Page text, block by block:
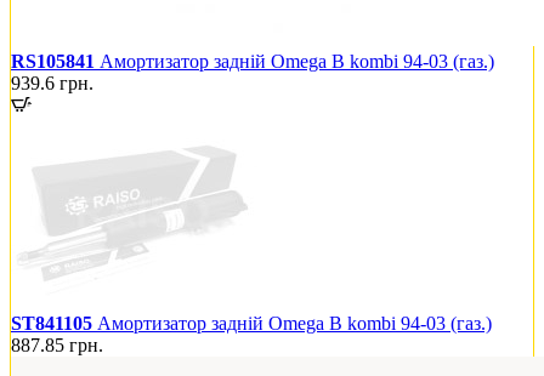
RS105841 Амортизатор задній Omega B kombi 94-03 (газ.)
939.6 грн.
ST841105 Амортизатор задній Omega B kombi 94-03 (газ.)
887.85 грн.